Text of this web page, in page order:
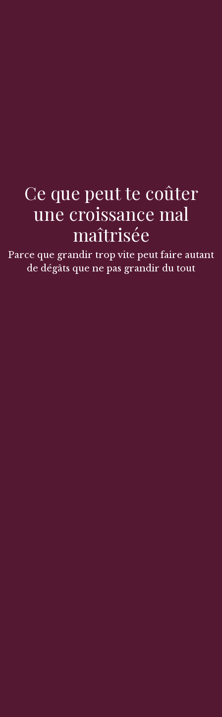
Ce que peut te coûter
une croissance mal
maîtrisée
Parce que grandir trop vite peut faire autant
de dégâts que ne pas grandir du tout